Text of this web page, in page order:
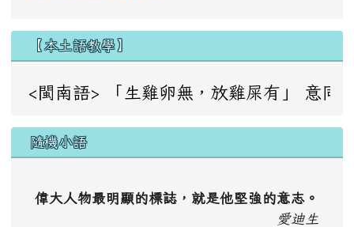
【本土語教學】
<閩南語> 「生雞卵無，放雞屎有」 意
隨機小語
偉大人物最明顯的標誌，就是他堅強的意志。
愛迪生